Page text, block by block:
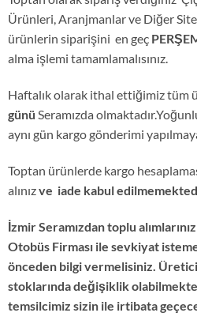
Ürünleri, Aranjmanlar ve Diğer
ürünlerin siparişini en geç
alma işlemi tamamlamalısınız.
Haftalık olarak ithal ettiğimiz tüm
günü Seramızda
aynı gün kargo gönderimi
Toptan ürünlerde kargo
alınızve iade kabul
İzmir Seramızdan toplu
Otobüs Firması ile sevkiyat
önceden bilgi vermelisiniz.
stoklarında değişiklik
temsilcimiz sizin ile irtibata